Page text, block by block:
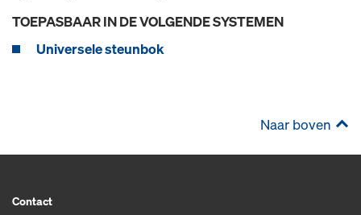
TOEPASBAAR IN DE VOLGENDE SYSTEMEN
Universele steunbok
Naar boven
Contact